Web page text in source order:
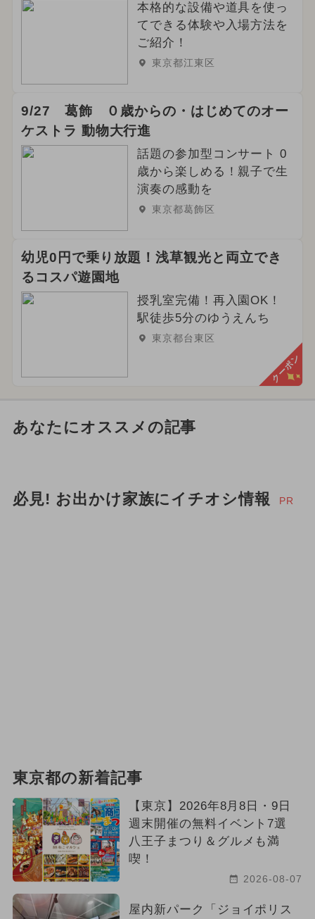
本格的な設備や道具を使っ
てできる体験や入場方法を
ご紹介！
東京都江東区
9/27 葛飾 ０歳からの・はじめてのオー
ケストラ 動物大行進
話題の参加型コンサート 0
歳から楽しめる！親子で生
演奏の感動を
東京都葛飾区
幼児0円で乗り放題！浅草観光と両立でき
るコスパ遊園地
授乳室完備！再入園OK！
駅徒歩5分のゆうえんち
東京都台東区
クーポン
あなたにオススメの記事
必見! お出かけ家族にイチオシ情報 PR
東京都の新着記事
【東京】2026年8月8日・9日
週末開催の無料イベント7選
八王子まつり＆グルメも満
喫！
2026-08-07
屋内新パーク「ジョイポリス